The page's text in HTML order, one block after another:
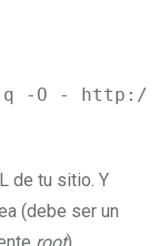
- http://
de tu sitio. Y
(debe ser un